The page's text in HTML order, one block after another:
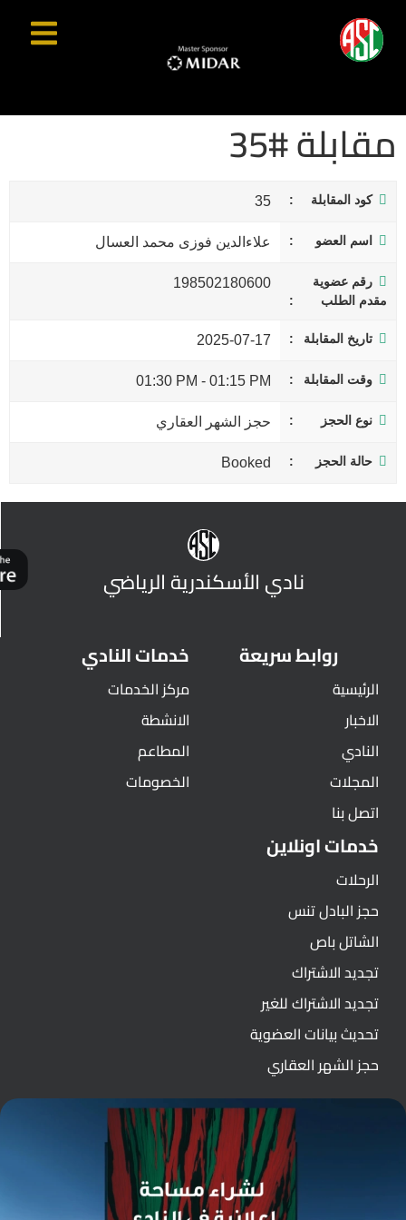
مقابلة #35
كود المقابلة 35
اسم العضو علاءالدين فوزى محمد العسال
رقم عضوية
مقدم الطلب
198502180600
تاريخ المقابلة 2025-07-17
وقت المقابلة 01:15 PM
-
01:30 PM
نوع الحجز حجز الشهر العقاري
حالة الحجز Booked
نادي الأسكندرية الرياضي
روابط سريعة
الرئيسية
الاخبار
النادي
المجلات
اتصل بنا
خدمات النادي
مركز الخدمات
الانشطة
المطاعم
الخصومات
خدمات اونلاين
الرحلات
حجز البادل تنس
الشاتل باص
تجديد الاشتراك
تجديد الاشتراك للغير
تحديث بيانات العضوية
حجز الشهر العقاري